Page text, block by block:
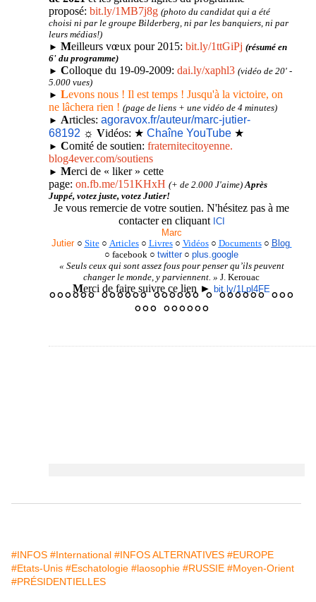
proposé: bit.ly/1MB7j8g (photo du candidat qui a été
choisi ni par le groupe Bilderberg, ni par les banquiers, ni par
leurs médias!)
► Meilleurs vœux pour 2015: bit.ly/1ttGiPj (résumé en
6' du programme)
► Colloque du 19-09-2009: dai.ly/xaphl3 (vidéo de 20' -
5.000 vues)
► Levons nous ! Il est temps ! Jusqu'à la victoire, on
ne lâchera rien ! (page de liens + une vidéo de 4 minutes)
► Articles: agoravox.fr/auteur/marc-jutier-
68192 ☼ Vidéos: ★ Chaîne YouTube ★
► Comité de soutien: fraternitecitoyenne.
blog4ever.com/soutiens
► Merci de « liker » cette
page: on.fb.me/151KHxH (+ de 2.000 J'aime)Après
Juppé, votez juste, votez Jutier!
Je vous remercie de votre soutien. N'hésitez pas à me
contacter en cliquant ICI
Marc
Jutier ○ Site ○ Articles ○ Livres ○ Vidéos ○ Documents ○ Blog
○ facebook ○ twitter ○ plus.google
« Seuls ceux qui sont assez fous pour penser qu’ils peuvent
changer le monde, y parviennent. » J. Kerouac
Merci de faire suivre ce lien ► bit.ly/1Lpl4FE
°°°°°° °°°°°° °°°°°° ° °°°°°° °°°
°°° °°°°°°
#INFOS #International #INFOS ALTERNATIVES #EUROPE
#Etats-Unis #Eschatologie #laosophie #RUSSIE #Moyen-Orient
#PRÉSIDENTIELLES